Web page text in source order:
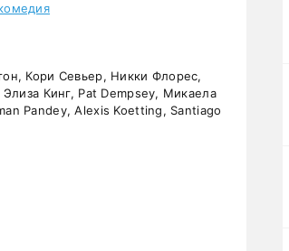
Кори Севьер, Никки Флорес,
Кинг, Pat Dempsey, Микаела
Pandey, Alexis Koetting, Santiago